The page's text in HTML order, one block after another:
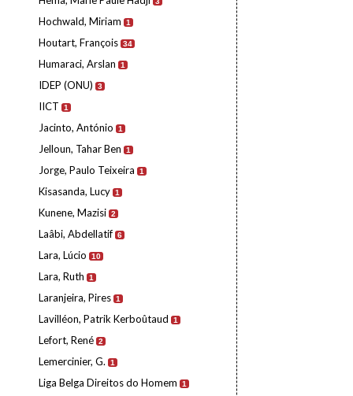
Hochwald, Miriam 1
Houtart, François 34
Humaraci, Arslan 1
IDEP (ONU) 3
IICT 1
Jacinto, António 1
Jelloun, Tahar Ben 1
Jorge, Paulo Teixeira 1
Kisasanda, Lucy 1
Kunene, Mazisi 2
Laâbi, Abdellatif 6
Lara, Lúcio 10
Lara, Ruth 1
Laranjeira, Pires 1
Lavilléon, Patrik Kerboûtaud 1
Lefort, René 2
Lemercinier, G. 1
Liga Belga Direitos do Homem 1